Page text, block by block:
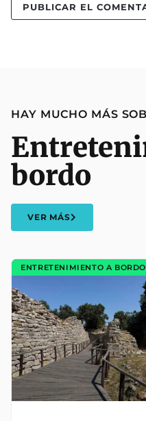
HAY MUCHO MÁS
bordo
VER MÁS
ENTRETENIMIENTO A BORDO